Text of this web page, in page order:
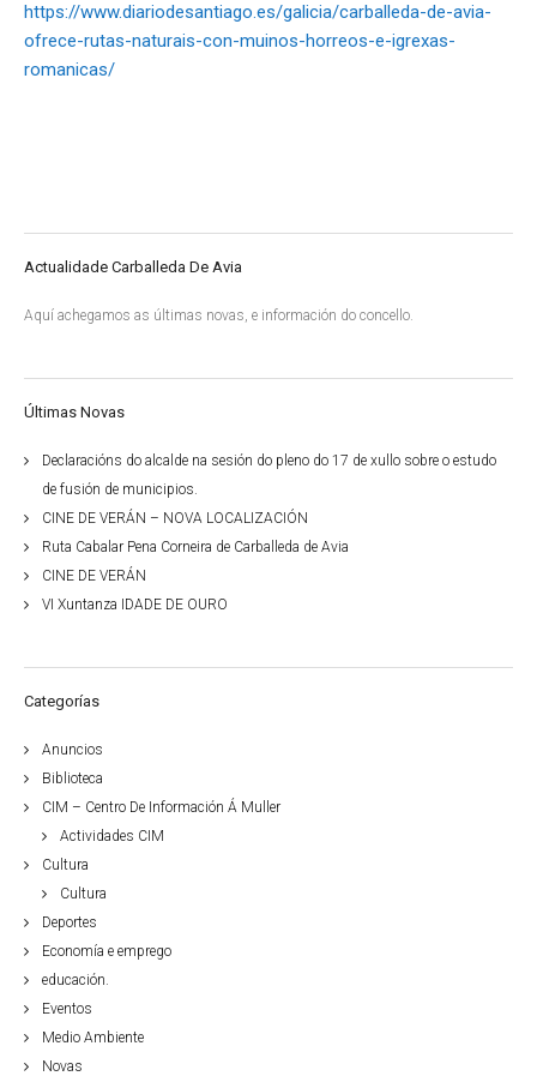
https://www.diariodesantiago.es/galicia/carballeda-de-avia-
ofrece-rutas-naturais-con-muinos-horreos-e-igrexas-
romanicas/
Actualidade Carballeda De Avia
Aquí achegamos as últimas novas, e información do concello.
Últimas Novas
Declaracións do alcalde na sesión do pleno do 17 de xullo sobre o estudo
de fusión de municipios.
CINE DE VERÁN – NOVA LOCALIZACIÓN
Ruta Cabalar Pena Corneira de Carballeda de Avia
CINE DE VERÁN
VI Xuntanza IDADE DE OURO
Categorías
Anuncios
Biblioteca
CIM – Centro De Información Á Muller
Actividades CIM
Cultura
Cultura
Deportes
Economía e emprego
educación.
Eventos
Medio Ambiente
Novas